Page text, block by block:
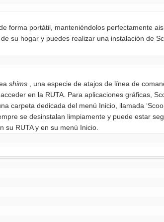
forma portátil, manteniéndolos perfectamente
su hogar y puedes realizar una instalación de
shims, una especie de atajos de línea de
en la RUTA. Para aplicaciones gráficas,
carpeta dedicada del menú Inicio, llamada
se desinstalan limpiamente y puede estar
su RUTA y en su menú Inicio.